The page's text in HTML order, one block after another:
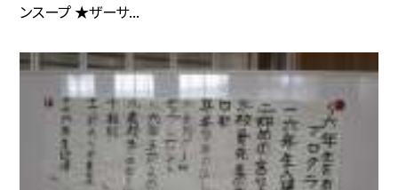
ンスープ ★ザーサ...